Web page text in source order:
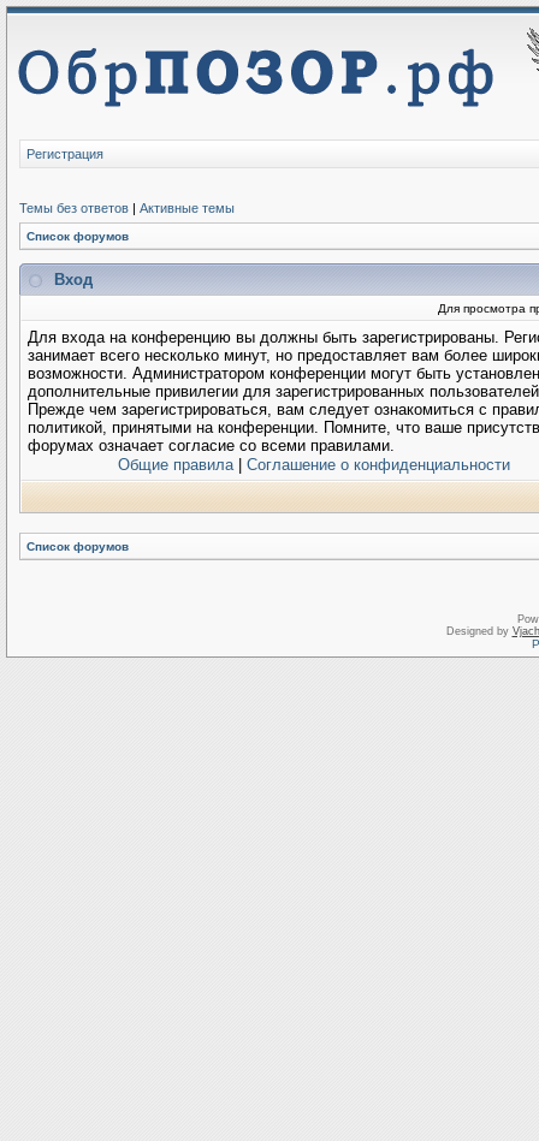
Регистрация
Темы без ответов | Активные темы
Список форумов
Вход
Для просмотра
Для входа на конференцию вы должны быть зарегистрированы.
занимает всего несколько минут, но предоставляет вам более
возможности. Администратором конференции могут быть
дополнительные привилегии для зарегистрированных
Прежде чем зарегистрироваться, вам следует ознакомиться с
политикой, принятыми на конференции. Помните, что ваше
форумах означает согласие со всеми правилами.
Общие правила| Соглашение о конфиденциальности
Список форумов
Designed by